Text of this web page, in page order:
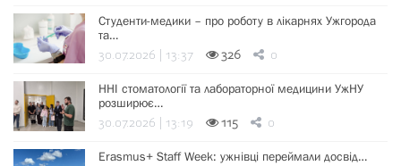
Студенти-медики – про роботу в лікарнях Ужгорода
та…
30.07.2026 | 13:37 326 0
ННІ стоматології та лабораторної медицини УжНУ
розширює…
30.07.2026 | 13:19 115 0
Erasmus+ Staff Week: ужнівці переймали досвід…